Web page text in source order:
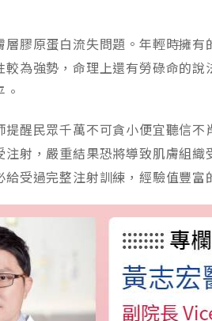
膠原蛋白流失問題。年輕時擁
為強勢，命理上還有勞碌命的
醒民眾千萬不可貪小便宜聽信
射，嚴重結果恐將導致肌膚組織
給受過完整注射訓練，經驗值豐富